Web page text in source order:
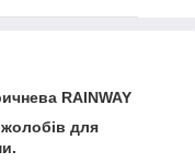
RAINWAY
для